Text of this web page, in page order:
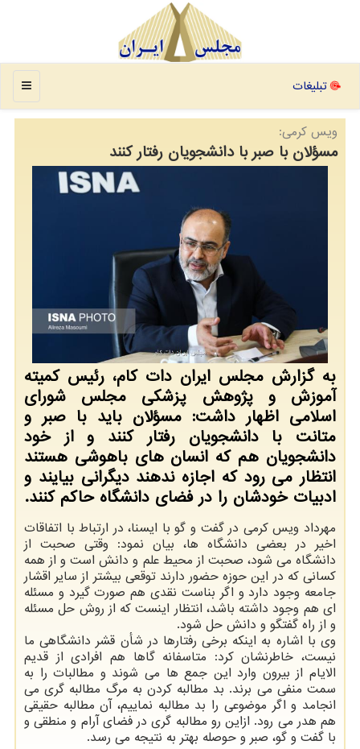
منو تبلیغات
ویس كرمی:
مسؤلان با صبر با دانشجویان رفتار کنند
به گزارش مجلس ایران دات کام، رئیس کمیته
آموزش و پژوهش پزشکی مجلس شورای
اسلامی اظهار داشت: مسؤلان باید با صبر و
متانت با دانشجویان رفتار کنند و از خود
دانشجویان هم که انسان های باهوشی هستند
انتظار می رود که اجازه ندهند دیگرانی بیایند و
ادبیات خودشان را در فضای دانشگاه حاکم کنند.
مهرداد ویس کرمی در گفت و گو با ایسنا، در ارتباط با اتفاقات
اخیر در بعضی دانشگاه ها، بیان نمود: وقتی صحبت از
دانشگاه می شود، صحبت از محیط علم و دانش است و از همه
کسانی که در این حوزه حضور دارند توقعی بیشتر از سایر اقشار
جامعه وجود دارد و اگر بناست نقدی هم صورت گیرد و مسئله
ای هم وجود داشته باشد، انتظار اینست که از روش حل مسئله
و از راه گفتگو و دانش حل شود.
وی با اشاره به اینکه برخی رفتارها در شأن قشر دانشگاهی ما
نیست، خاطرنشان کرد: متاسفانه گاها هم افرادی از قدیم
الایام از بیرون وارد این جمع ها می شوند و مطالبات را به
سمت منفی می برند. بد مطالبه کردن به مرگ مطالبه گری می
انجامد و اگر موضوعی را بد مطالبه نماییم، آن مطالبه حقیقی
هم هدر می رود. ازاین رو مطالبه گری در فضای آرام و منطقی و
با گفت و گو، صبر و حوصله بهتر به نتیجه می رسد.